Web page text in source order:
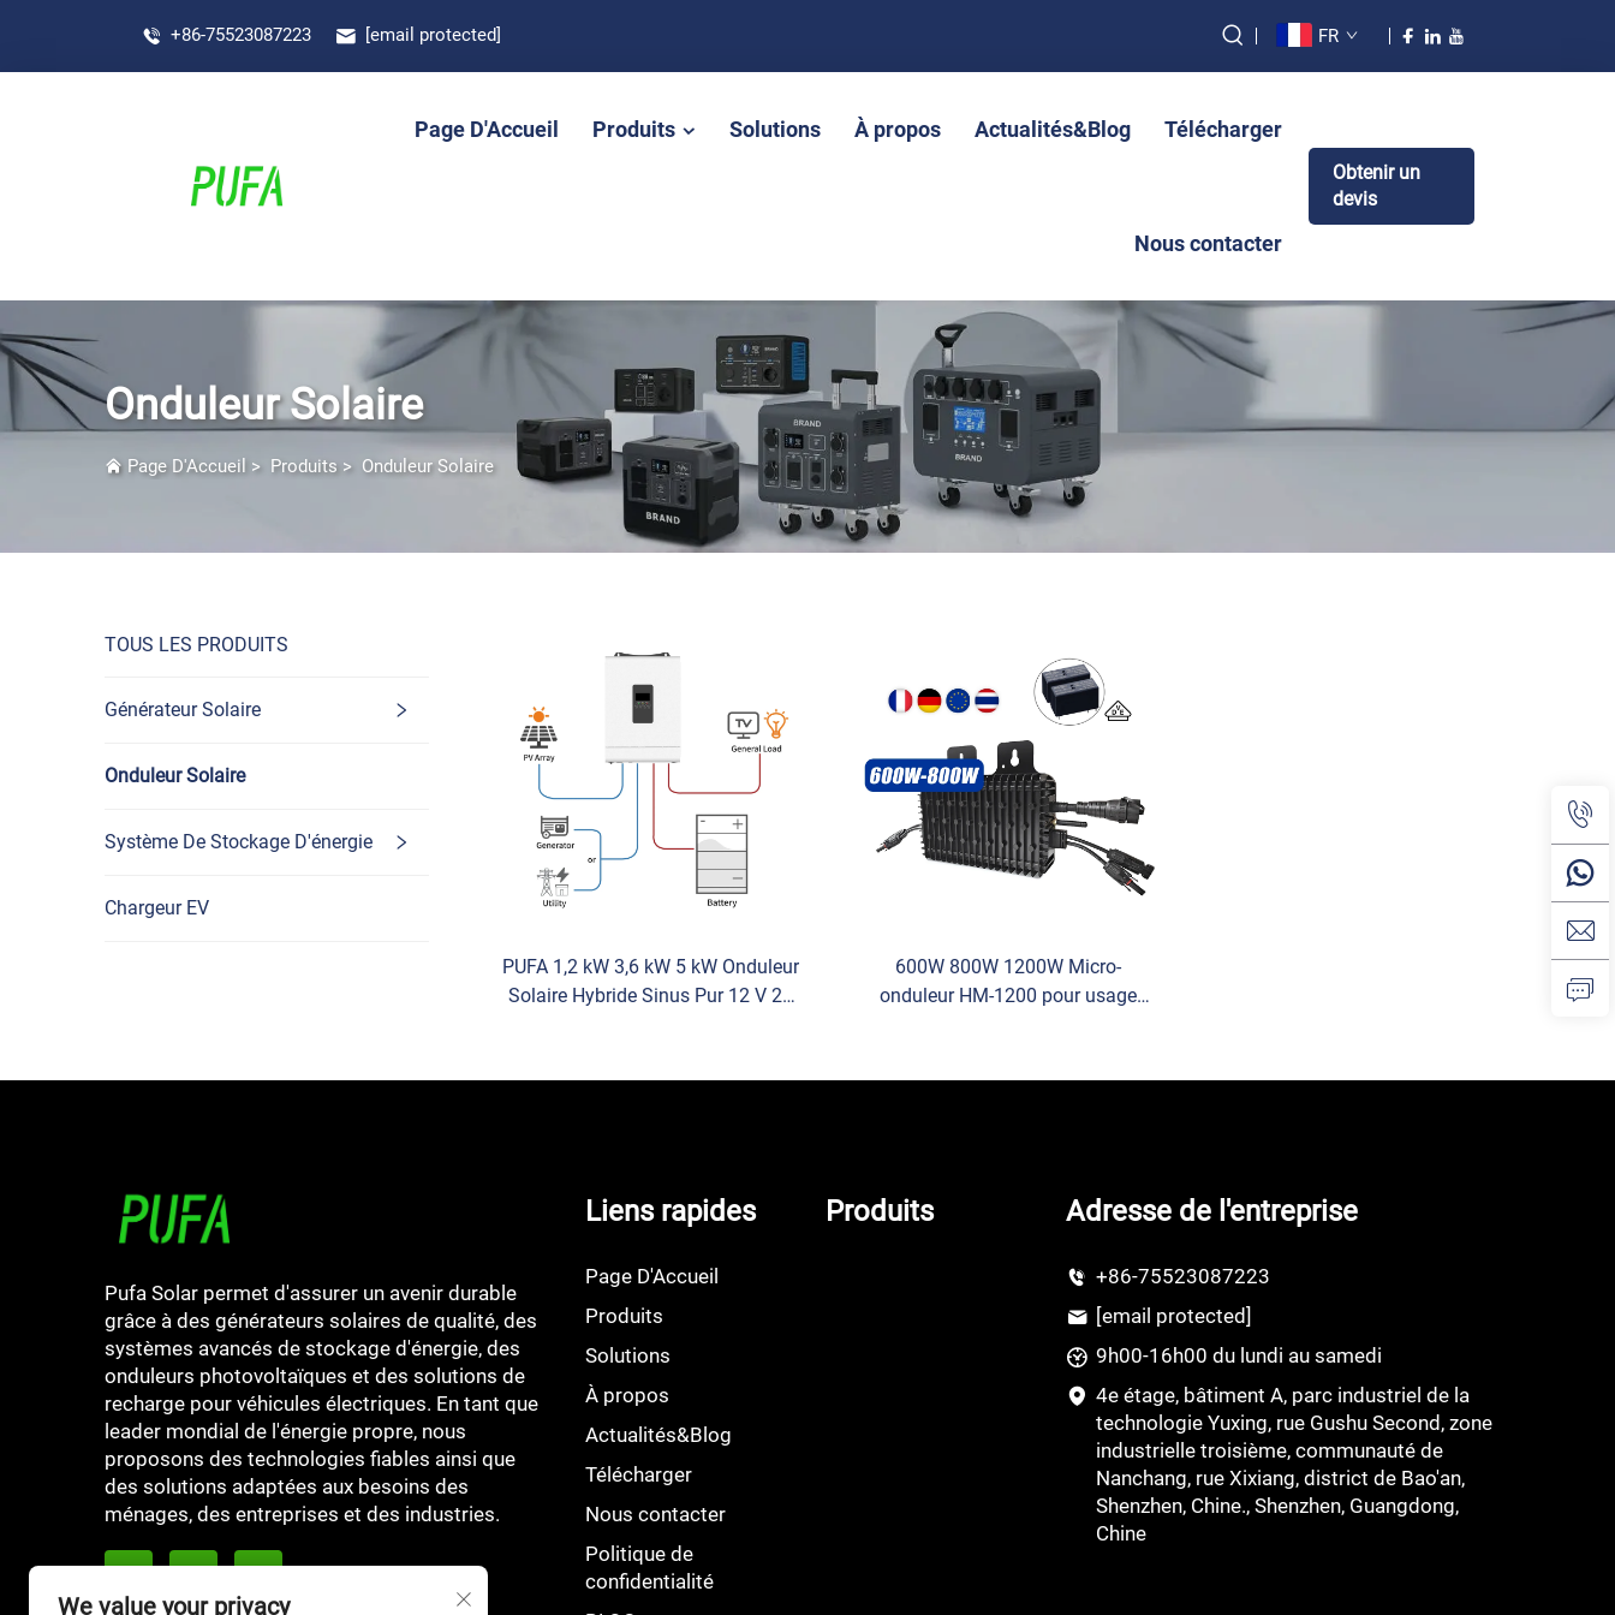
+86-75523087223 [email protected] FR
Page D'Accueil Produits Solutions À propos Actualités&Blog Télécharger
Nous contacter
Obtenir un
devis
Onduleur Solaire
Page D'Accueil > Produits > Onduleur Solaire
TOUS LES PRODUITS
Générateur Solaire
Onduleur Solaire
Système De Stockage D'énergie
Chargeur EV
PUFA 1,2 kW 3,6 kW 5 kW Onduleur
Solaire Hybride Sinus Pur 12 V 24
600W 800W 1200W Micro-
onduleur HM-1200 pour usage
domestique Énergie solaire
Pufa Solar permet d'assurer un avenir durable
grâce à des générateurs solaires de qualité, des
systèmes avancés de stockage d'énergie, des
onduleurs photovoltaïques et des solutions de
recharge pour véhicules électriques. En tant que
leader mondial de l'énergie propre, nous
proposons des technologies fiables ainsi que
des solutions adaptées aux besoins des
ménages, des entreprises et des industries.
Liens rapides
Page D'Accueil
Produits
Solutions
À propos
Actualités&Blog
Télécharger
Nous contacter
Politique de
confidentialité
Produits Adresse de l'entreprise
+86-75523087223
[email protected]
9h00-16h00 du lundi au samedi
4e étage, bâtiment A, parc industriel de la
technologie Yuxing, rue Gushu Second, zone
industrielle troisième, communauté de
Nanchang, rue Xixiang, district de Bao'an,
Shenzhen, Chine., Shenzhen, Guangdong,
Chine
We value your privacy